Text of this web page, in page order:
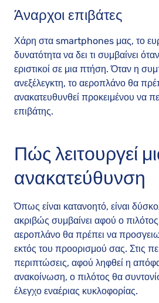
Άναρχοι επιβάτες
Χάρη στα smartphones μας, το
δυνατότητα να δει τι συμβαίνει
εριστικοί σε μια πτήση. Όταν η
ανεξέλεγκτη, το αεροπλάνο θα
ανακατευθυνθεί προκειμένου να
επιβάτης.
Πώς λειτουργεί
ανακατεύθυνση
Όπως είναι κατανοητό, είναι
ακριβώς συμβαίνει αφού ο πιλότος
αεροπλάνο θα πρέπει να
εκτός του προορισμού σας. Στις
περιπτώσεις, αφού ληφθεί η
ανακοίνωση, ο πιλότος θα
έλεγχο εναέριας κυκλοφορίας.